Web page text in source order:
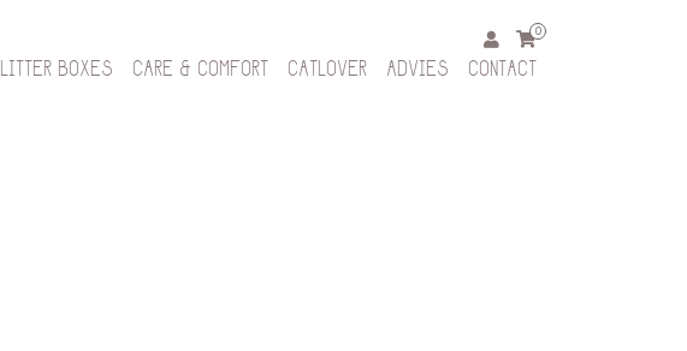
0
LITTER BOXES CARE & COMFORT CATLOVER ADVIES CONTACT